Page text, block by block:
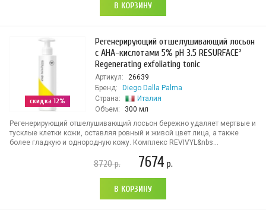
В КОРЗИНУ
скидка 12%
Регенерирующий отшелушивающий лосьон
с AHA-кислотами 5% pH 3.5 RESURFACE²
Regenerating exfoliating tonic
Артикул:
26639
Бренд:
Diego Dalla Palma
Страна:
Италия
Объем:
300 мл
Регенерирующий отшелушивающий лосьон бережно удаляет мертвые и
тусклые клетки кожи, оставляя ровный и живой цвет лица, а также
более гладкую и однородную кожу. Комплекс REVIVYL&nbs...
8720р. 7674 р.
В КОРЗИНУ